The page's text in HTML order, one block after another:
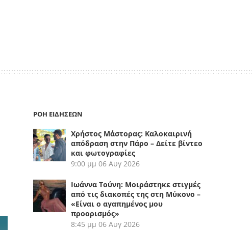
ΡΟΗ ΕΙΔΗΣΕΩΝ
Χρήστος Μάστορας: Καλοκαιρινή
απόδραση στην Πάρο – Δείτε βίντεο
και φωτογραφίες
9:00 μμ 06 Αυγ 2026
Ιωάννα Τούνη: Μοιράστηκε στιγμές
από τις διακοπές της στη Μύκονο –
«Είναι ο αγαπημένος μου
προορισμός»
8:45 μμ 06 Αυγ 2026